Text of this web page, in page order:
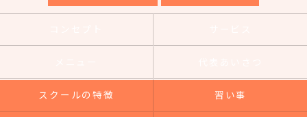
スクールの特徴 習い事